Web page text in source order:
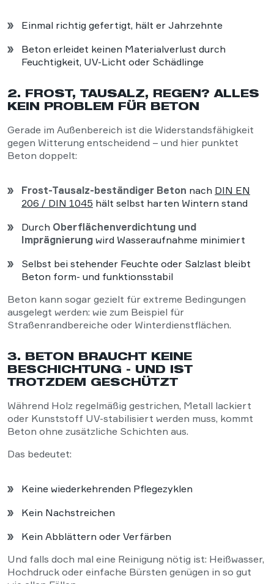
Einmal richtig gefertigt, hält er Jahrzehnte
Beton erleidet keinen Materialverlust durch
Feuchtigkeit, UV-Licht oder Schädlinge
2. FROST, TAUSALZ, REGEN? ALLES
KEIN PROBLEM FÜR BETON
Gerade im Außenbereich ist die Widerstandsfähigkeit
gegen Witterung entscheidend – und hier punktet
Beton doppelt:
Frost-Tausalz-beständiger Beton nach DIN EN
206 / DIN 1045 hält selbst harten Wintern stand
Durch Oberflächenverdichtung und
Imprägnierung wird Wasseraufnahme minimiert
Selbst bei stehender Feuchte oder Salzlast bleibt
Beton form- und funktionsstabil
Beton kann sogar gezielt für extreme Bedingungen
ausgelegt werden: wie zum Beispiel für
Straßenrandbereiche oder Winterdienstflächen.
3. BETON BRAUCHT KEINE
BESCHICHTUNG - UND IST
TROTZDEM GESCHÜTZT
Während Holz regelmäßig gestrichen, Metall lackiert
oder Kunststoff UV-stabilisiert werden muss, kommt
Beton ohne zusätzliche Schichten aus.
Das bedeutet:
Keine wiederkehrenden Pflegezyklen
Kein Nachstreichen
Kein Abblättern oder Verfärben
Und falls doch mal eine Reinigung nötig ist: Heißwasser,
Hochdruck oder einfache Bürsten genügen in so gut